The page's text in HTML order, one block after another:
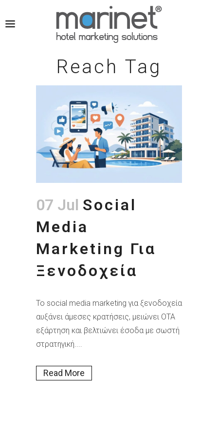
Reach Tag
07 Jul Social
Media
Marketing Για
Ξενοδοχεία
Το social media marketing για ξενοδοχεία
αυξάνει άμεσες κρατήσεις, μειώνει OTA
εξάρτηση και βελτιώνει έσοδα με σωστή
στρατηγική....
Read More